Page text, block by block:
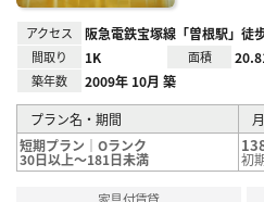
アクセス 阪急電鉄宝塚線「曽根駅」徒
間取り 1K 面積
築年数 2009年 10月 築
プラン名・期間
短期プラン｜Oランク
30日以上～181日未満 初